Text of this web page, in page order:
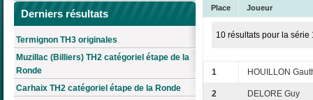
Derniers résultats
Termignon TH3 originales
Muzillac (Billiers) TH2 catégoriel étape de la
Ronde
Carhaix TH2 catégoriel étape de la Ronde
Place Joueur
10 résultats pour la série
1 HOUILLON
2 DELORE Guy